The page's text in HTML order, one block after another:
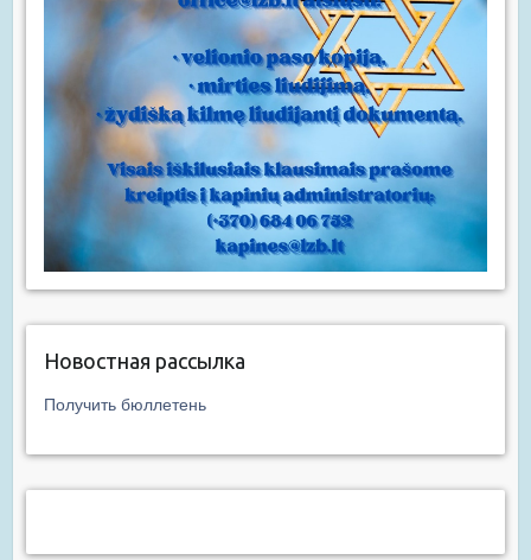
Новостная рассылка
Получить бюллетень